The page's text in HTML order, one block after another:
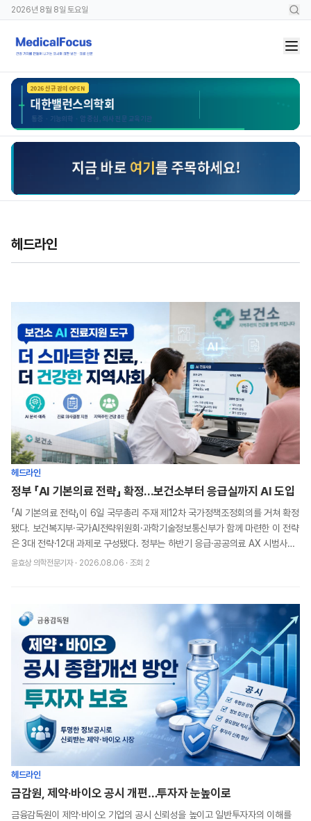
2026년 8월 8일 토요일
헤드라인
헤드라인
정부 「AI 기본의료 전략」 확정...보건소부터 응급실까지 AI 도입
「AI 기본의료 전략」이 6일 국무총리 주재 제12차 국가정책조정회의를 거쳐 확정
됐다. 보건복지부·국가AI전략위원회·과학기술정보통신부가 함께 마련한 이 전략
은 3대 전략·12대 과제로 구성됐다. 정부는 하반기 응급·공공의료 AX 시범사업
을 시작으로 2027년 한국형 소
윤효상 의학전문기자· 2026.08.06 · 조회 2
헤드라인
금감원, 제약·바이오 공시 개편…투자자 눈높이로
금융감독원이 제약·바이오 기업의 공시 신뢰성을 높이고 일반투자자의 이해를